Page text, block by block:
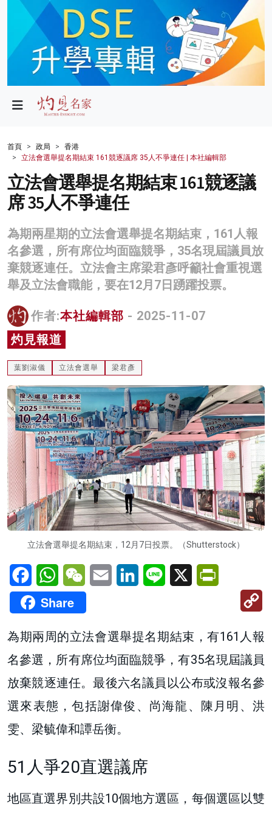
政局
財經
生活
健康
科技
影片
名家榜
灼見活動
關於我們
首頁 政局
香港
立法會選舉提名期結束 161競逐議席 35人不爭連任 | 本社編輯部
立法會選舉提名期結束 161競逐議
席 35人不爭連任
為期兩星期的立法會選舉提名期結束，161人報
名參選，所有席位均面臨競爭，35名現屆議員放
棄競逐連任。立法會主席梁君彥呼籲社會重視選
舉及立法會職能，要在12月7日踴躍投票。
作者:本社編輯部 - 2025-11-07
灼見報道
葉劉淑儀 立法會選舉 梁君彥
立法會選舉提名期結束，12月7日投票。（Shutterstock）
FacebookWhatsAppWeChatEmail LinkedInLine X
Share
為期兩周的立法會選舉提名期結束，有161人報
名參選，所有席位均面臨競爭，有35名現屆議員
放棄競逐連任。最後六名議員以公布或沒報名參
選來表態，包括謝偉俊、尚海龍、陳月明、洪
雯、梁毓偉和譚岳衡。
51人爭20直選議席
地區直選界別共設10個地方選區，每個選區以雙